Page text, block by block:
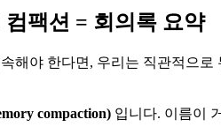
팩션 = 회의록 요약
해야 한다면, 우리는 직관적으로
compaction) 입니다. 이름이